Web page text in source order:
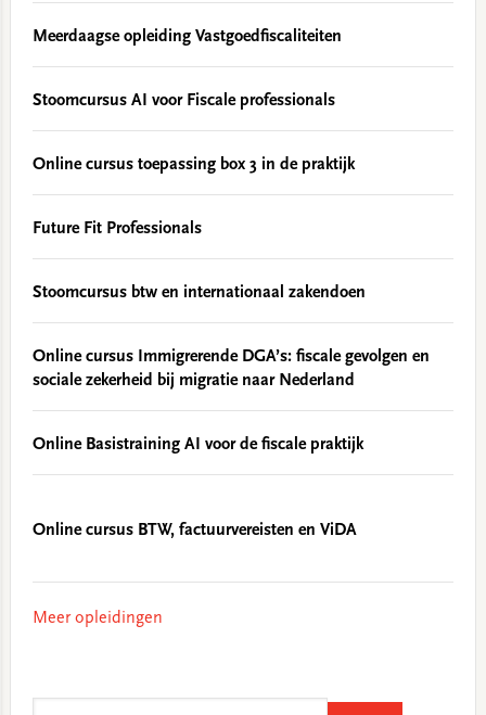
Meerdaagse opleiding Vastgoedfiscaliteiten
Stoomcursus AI voor Fiscale professionals
Online cursus toepassing box 3 in de praktijk
Future Fit Professionals
Stoomcursus btw en internationaal zakendoen
Online cursus Immigrerende DGA’s: fiscale gevolgen en
sociale zekerheid bij migratie naar Nederland
Online Basistraining AI voor de fiscale praktijk
Online cursus BTW, factuurvereisten en ViDA
Meer opleidingen